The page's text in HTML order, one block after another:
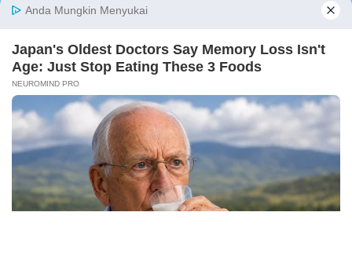
Kabarbaru.co menyajikan berita aktual dan
inspiratif dari sudut pandang berbaik sangka
Follow Kabarbaru